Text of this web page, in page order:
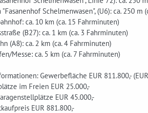
"Fasanenhof Schelmenwasen", (U6): ca. 250 m
ca. 10 km (ca. 15 Fahrminuten)
(B27): ca. 1 km (ca. 3 Fahrminuten)
(A8): ca. 2 km (ca. 4 Fahrminuten)
Messe: ca. 5 km (ca. 7 Fahrminuten)
Gewerbefläche EUR 811.800,-
im Freien EUR 25.000,-
EUR 45.000,-
EUR 881.800,-